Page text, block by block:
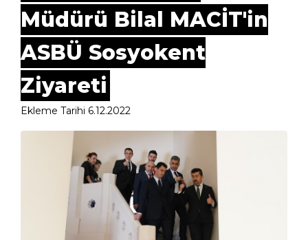
Müdürü Bilal MACİT'in
ASBÜ Sosyokent
Ziyareti
Ekleme Tarihi 6.12.2022